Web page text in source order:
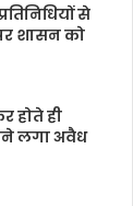
से
शासन को
होते ही
लगा अवैध